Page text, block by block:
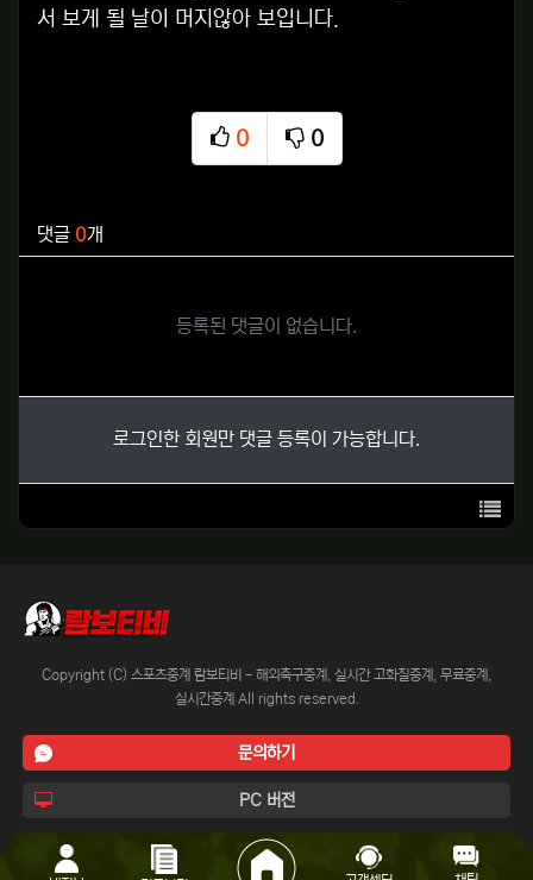
서 보게 될 날이 머지않아 보입니다.
0
추천
0
비추천
댓글 0개
등록된 댓글이 없습니다.
로그인한 회원만 댓글 등록이 가능합니다.
목록
Copyright (C) 스포츠중계 람보티비 - 해외축구중계, 실시간 고화질중계, 무료중계,
실시간중계 All rights reserved.
문의하기
PC 버전